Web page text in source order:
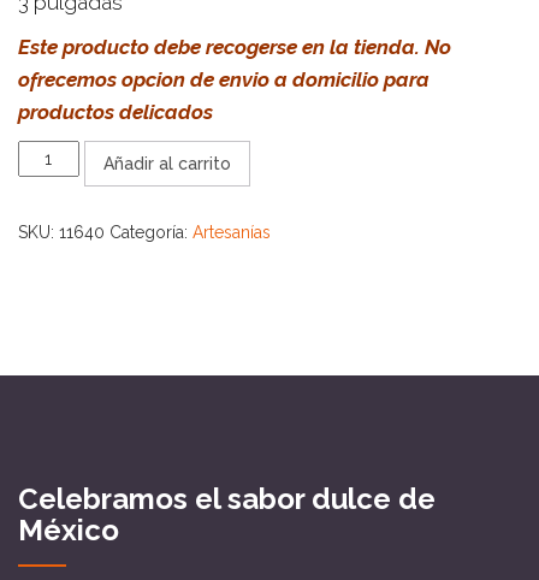
Este producto debe recogerse en la tienda. No
ofrecemos opcion de envio a domicilio para
productos delicados
BALERO
DE
cantidad
Añadir al carrito
SKU: 11640 Categoría: Artesanías
Celebramos el sabor dulce de
México